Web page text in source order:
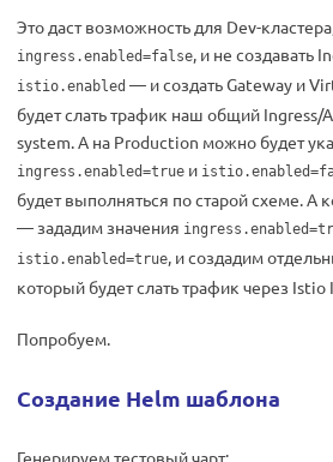
Это даст возможность для Dev-
ingress.enabled=false, и не создавать
istio.enabled — и создать Gateway и
будет слать трафик наш общий Ingress/
system. А на Production можно будет
ingress.enabled=true и
будет выполняться по старой схеме. А
— зададим значения
istio.enabled=true, и создадим
который будет слать трафик через Istio
Попробуем.
Создание Helm шаблона
Генерируем тестовый чарт: